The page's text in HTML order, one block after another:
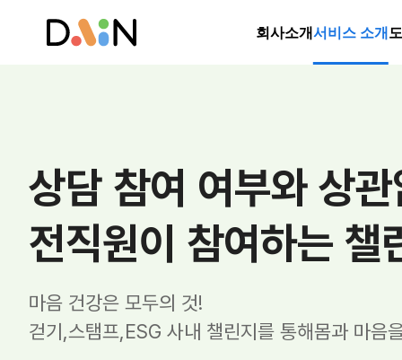
회사소개서비스 소개
상담 참여 여부와 상
전직원이 참여하는 챌
마음 건강은 모두의 것!
걷기,스탬프,ESG 사내 챌린지를 통해몸과 마음